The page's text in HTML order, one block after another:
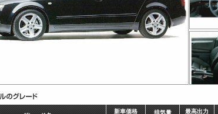
新車価格
排気量
最高出力